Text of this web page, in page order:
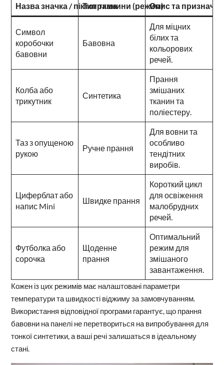
Назва значка / піктограмаТип тканини (режим)Опис та
Символ
коробочки
бавовни
Бавовна
Для міцних
білих та
кольорових
речей.
Колба або
трикутник
Синтетика
Прання
змішаних
тканин та
поліестеру.
Таз з опущеною
рукою
Ручне прання
Для вовни та
особливо
тендітних
виробів.
Циферблат або
напис Mini
Швидке прання
Короткий цикл
для освіження
малобрудних
речей.
Футболка або
сорочка
Щоденне
прання
Оптимальний
режим для
змішаного
завантаження.
Кожен із цих режимів має налаштовані параметри
температури та швидкості віджиму за замовчуванням.
Використання відповідної програми гарантує, що прання
бавовни на панелі не перетвориться на випробування для
тонкої синтетики, а ваші речі залишаться в ідеальному
стані.